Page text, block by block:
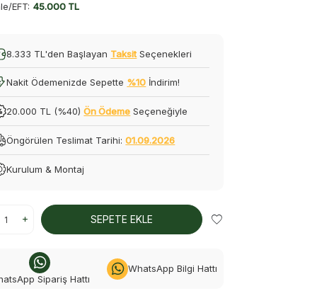
EFT: 45.000 TL
8.333 TL'den Başlayan Taksit Seçenekleri
Nakit Ödemenizde Sepette %10 İndirim!
20.000 TL (%40)Ön Ödeme Seçeneğiyle
Öngörülen Teslimat Tarihi:01.09.2026
Kurulum & Montaj
SEPETE EKLE
Sipariş Hattı
WhatsApp Bilgi Hattı